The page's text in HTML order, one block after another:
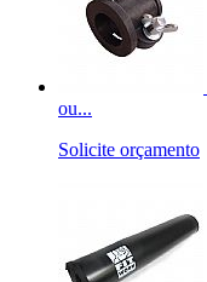
ou...
Solicite orçamento